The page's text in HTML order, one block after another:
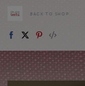
BACK TO SHOP